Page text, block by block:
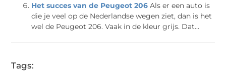
Het succes van de Peugeot 206 Als er een auto is
die je veel op de Nederlandse wegen ziet, dan is het
wel de Peugeot 206. Vaak in de kleur grijs. Dat...
Tags: